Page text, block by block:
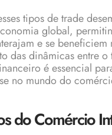
tipos de trade
global,
e se beneficiem
das dinâmicas entre o
é essencial
no mundo do
do Comércio